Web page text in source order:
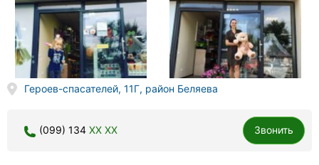
Винница
Житомир
Тернополь
Героев-спасателей, 11Г, район Беляева
(099) 134 XX XX Звонить